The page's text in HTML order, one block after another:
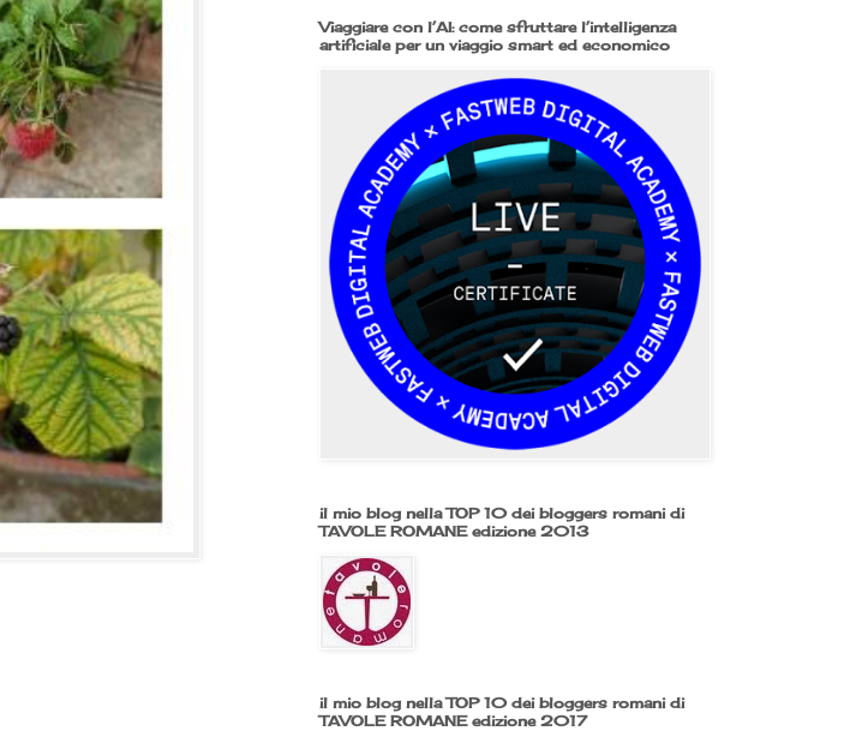
Viaggiare con l’AI: come sfruttare l’intelligenza
artificiale per un viaggio smart ed economico
il mio blog nella TOP 10 dei bloggers romani di
TAVOLE ROMANE edizione 2013
il mio blog nella TOP 10 dei bloggers romani di
TAVOLE ROMANE edizione 2017